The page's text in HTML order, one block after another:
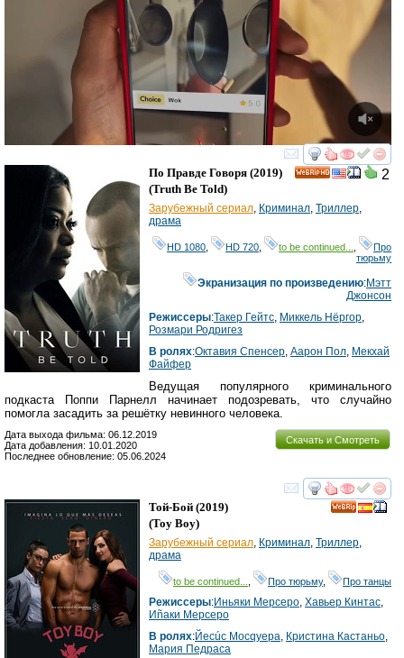
смотреть
2
По Правде Говоря (2019)
(Truth Be Told)
Зарубежный сериал Криминал Триллер
драма
HD 1080 HD 720 to be continued...
Про
тюрьму
Экранизация по произведению:Мэтт
Джонсон
Режиссеры:Такер Гейтс Миккель Нёргор
Розмари Родригез
В ролях:Октавия Спенсер Аарон Пол Мекхай
Файфер
Ведущая популярного криминального
подкаста Поппи Парнелл начинает подозревать, что случайно
помогла засадить за решётку невинного человека.
Скачать и Смотреть
Дата выхода фильма: 06.12.2019
Дата добавления: 10.01.2020
Последнее обновление: 05.06.2024
смотреть
Той-Бой (2019)
(Toy Boy)
Зарубежный сериал, Криминал, Триллер,
драма
to be continued..., Про тюрьму, Про танцы
Режиссеры:Иньяки Мерсеро, Хавьер Кинтас,
Иñаки Мерcеро
В ролях:Йесúс Мосqуера, Кристина Кастаньо,
Мария Педраса